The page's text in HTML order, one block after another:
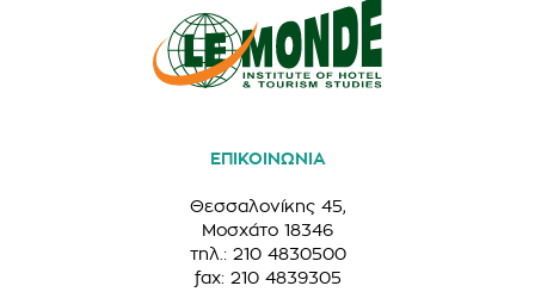
ΕΠΙΚΟΙΝΩΝΙΑ
Θεσσαλονίκης 45,
Μοσχάτο 18346
τηλ.: 210 4830500
fax: 210 4839305